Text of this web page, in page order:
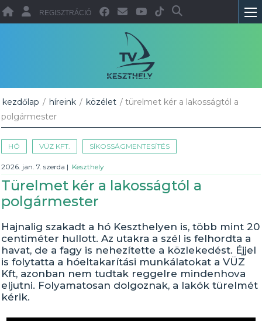
REGISZTRÁCIÓ
kezdőlap / híreink / közélet / türelmet kér a lakosságtól a
polgármester
HÓ VÜZ KFT. SÍKOSSÁGMENTESÍTÉS
2026. jan. 7. szerda | Keszthely
Türelmet kér a lakosságtól a
polgármester
Hajnalig szakadt a hó Keszthelyen is, több mint 20
centiméter hullott. Az utakra a szél is felhordta a
havat, de a fagy is nehezítette a közlekedést. Éjjel
is folytatta a hóeltakarítási munkálatokat a VÜZ
Kft, azonban nem tudtak reggelre mindenhova
eljutni. Folyamatosan dolgoznak, a lakók türelmét
kérik.